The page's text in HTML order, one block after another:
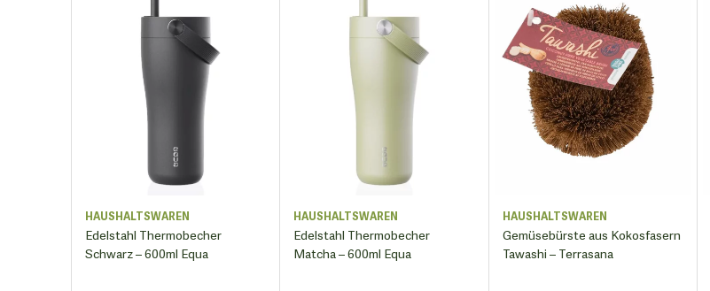
HAUSHALTSWAREN
Edelstahl Thermobecher
Schwarz – 600ml Equa
HAUSHALTSWAREN
Edelstahl Thermobecher
Matcha – 600ml Equa
HAUSHALTSWAREN
Gemüsebürste aus Kokosfasern
Tawashi – Terrasana